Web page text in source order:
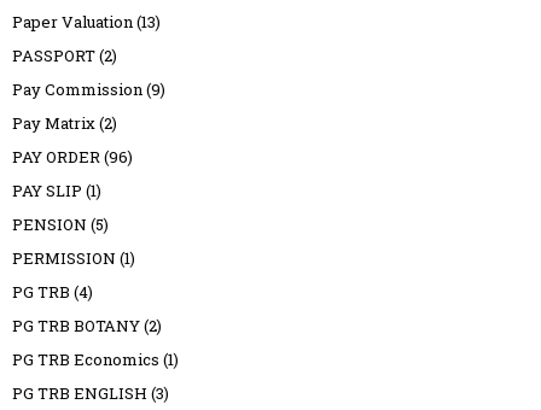
Paper Valuation(13)
PASSPORT(2)
Pay Commission(9)
Pay Matrix(2)
PAY ORDER(96)
PAY SLIP (1)
PENSION (5)
PERMISSION (1)
PG TRB (4)
PG TRB BOTANY(2)
PG TRB Economics (1)
PG TRB ENGLISH (3)